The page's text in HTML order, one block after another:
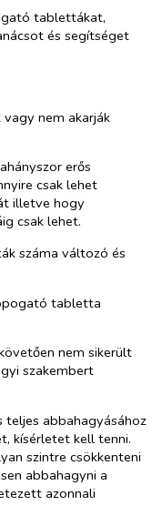
tablettákat,
és segítséget
nem akarják
erős
csak lehet
illetve hogy
csak lehet.
száma változó és
tabletta
nem sikerült
szakembert
teljes abbahagyásához
kísérletet kell tenni.
szintre csökkenteni
abbahagyni a
azonnali